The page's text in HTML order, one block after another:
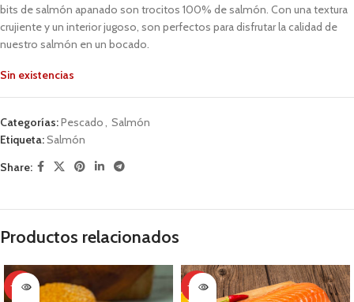
bits de salmón apanado son trocitos 100% de salmón. Con una textura
crujiente y un interior jugoso, son perfectos para disfrutar la calidad de
nuestro salmón en un bocado.
Sin existencias
Categorías:Pescado, Salmón
Etiqueta:Salmón
Share:
Productos relacionados
-56% -44%